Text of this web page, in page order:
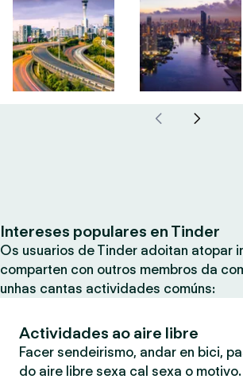
Intereses populares en Tinder
Os usuarios de Tinder adoitan atopar
comparten con outros membros da
unhas cantas actividades comúns:
Actividades ao aire libre
Facer sendeirismo, andar en bici,
do aire libre sexa cal sexa o motivo.